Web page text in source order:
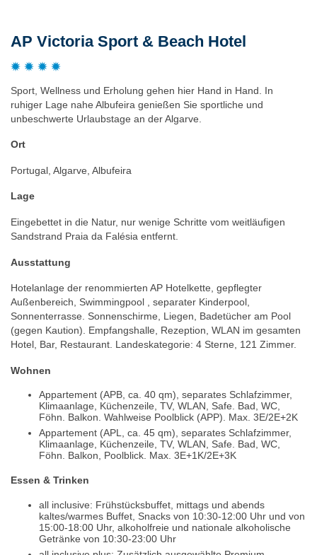
AP Victoria Sport & Beach Hotel
Sport, Wellness und Erholung gehen hier Hand in Hand. In
ruhiger Lage nahe Albufeira genießen Sie sportliche und
unbeschwerte Urlaubstage an der Algarve.
Ort
Portugal, Algarve, Albufeira
Lage
Eingebettet in die Natur, nur wenige Schritte vom weitläufigen
Sandstrand Praia da Falésia entfernt.
Ausstattung
Hotelanlage der renommierten AP Hotelkette, gepflegter
Außenbereich, Swimmingpool , separater Kinderpool,
Sonnenterrasse. Sonnenschirme, Liegen, Badetücher am Pool
(gegen Kaution). Empfangshalle, Rezeption, WLAN im gesamten
Hotel, Bar, Restaurant. Landeskategorie: 4 Sterne, 121 Zimmer.
Wohnen
Appartement (APB, ca. 40 qm), separates Schlafzimmer,
Klimaanlage, Küchenzeile, TV, WLAN, Safe. Bad, WC,
Föhn. Balkon. Wahlweise Poolblick (APP). Max. 3E/2E+2K
Appartement (APL, ca. 45 qm), separates Schlafzimmer,
Klimaanlage, Küchenzeile, TV, WLAN, Safe. Bad, WC,
Föhn. Balkon, Poolblick. Max. 3E+1K/2E+3K
Essen & Trinken
all inclusive: Frühstücksbuffet, mittags und abends
kaltes/warmes Buffet, Snacks von 10:30-12:00 Uhr und von
15:00-18:00 Uhr, alkoholfreie und nationale alkoholische
Getränke von 10:30-23:00 Uhr